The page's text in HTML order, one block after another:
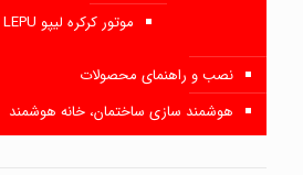
موتور کرکره لیپو LEPU
نصب و راهنمای محصولات
هوشمند سازی ساختمان، خانه هوشمند